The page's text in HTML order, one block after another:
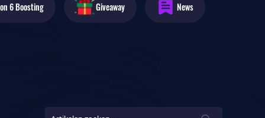
6Boosting Giveaway News